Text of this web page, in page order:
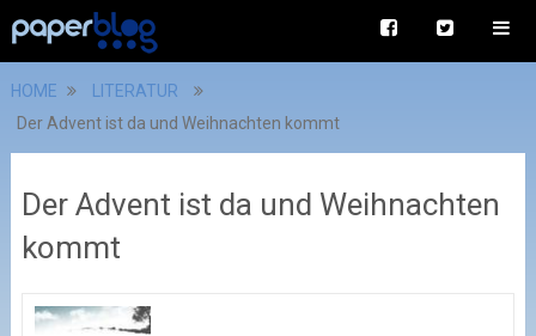
HOME
LITERATUR
Der Advent ist da und Weihnachten kommt
Der Advent ist da und Weihnachten
kommt